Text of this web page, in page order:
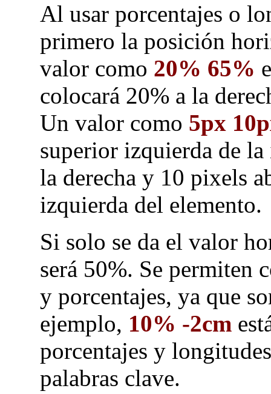
Al usar porcentajes o
primero la posición
valor como 20% 65%
colocará 20% a la
Un valor como 5px
superior izquierda de
la derecha y 10 pixels
izquierda del elemento.
Si solo se da el valor
será 50%. Se permiten
y porcentajes, ya que
ejemplo, 10% -2cm
porcentajes y
palabras clave.